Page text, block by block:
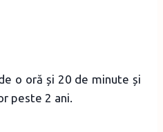
o oră și 20 de minute și
peste 2 ani.